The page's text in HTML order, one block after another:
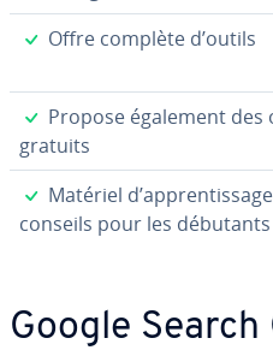
✓
Offre complète d’outils
✓
Propose également des
gratuits
✓
Matériel
conseils pour les débutants
Google Search